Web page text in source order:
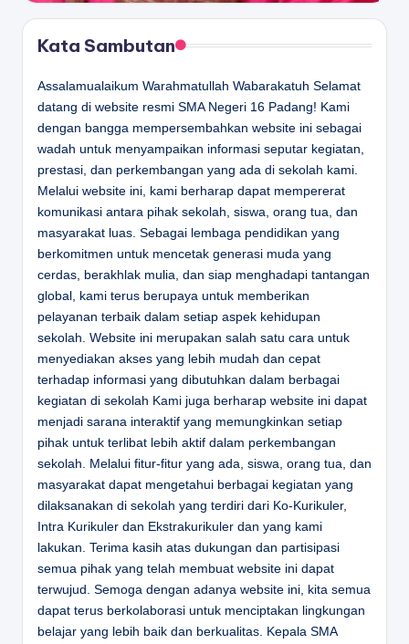
Kata Sambutan
Assalamualaikum Warahmatullah Wabarakatuh Selamat
datang di website resmi SMA Negeri 16 Padang! Kami
dengan bangga mempersembahkan website ini sebagai
wadah untuk menyampaikan informasi seputar kegiatan,
prestasi, dan perkembangan yang ada di sekolah kami.
Melalui website ini, kami berharap dapat mempererat
komunikasi antara pihak sekolah, siswa, orang tua, dan
masyarakat luas. Sebagai lembaga pendidikan yang
berkomitmen untuk mencetak generasi muda yang
cerdas, berakhlak mulia, dan siap menghadapi tantangan
global, kami terus berupaya untuk memberikan
pelayanan terbaik dalam setiap aspek kehidupan
sekolah. Website ini merupakan salah satu cara untuk
menyediakan akses yang lebih mudah dan cepat
terhadap informasi yang dibutuhkan dalam berbagai
kegiatan di sekolah Kami juga berharap website ini dapat
menjadi sarana interaktif yang memungkinkan setiap
pihak untuk terlibat lebih aktif dalam perkembangan
sekolah. Melalui fitur-fitur yang ada, siswa, orang tua, dan
masyarakat dapat mengetahui berbagai kegiatan yang
dilaksanakan di sekolah yang terdiri dari Ko-Kurikuler,
Intra Kurikuler dan Ekstrakurikuler dan yang kami
lakukan. Terima kasih atas dukungan dan partisipasi
semua pihak yang telah membuat website ini dapat
terwujud. Semoga dengan adanya website ini, kita semua
dapat terus berkolaborasi untuk menciptakan lingkungan
belajar yang lebih baik dan berkualitas. Kepala SMA